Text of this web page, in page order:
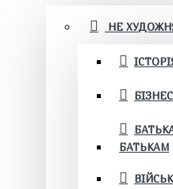
НЕ
БАТЬКАМ